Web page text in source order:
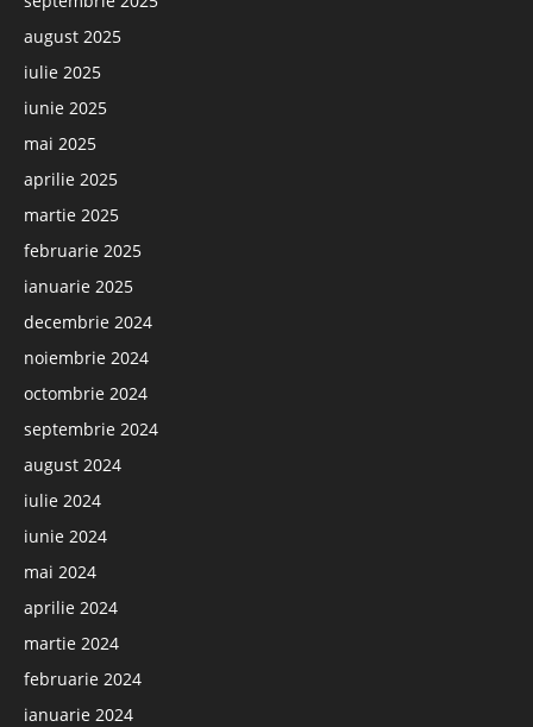
august 2025
iulie 2025
iunie 2025
mai 2025
aprilie 2025
martie 2025
februarie 2025
ianuarie 2025
decembrie 2024
noiembrie 2024
octombrie 2024
septembrie 2024
august 2024
iulie 2024
iunie 2024
mai 2024
aprilie 2024
martie 2024
februarie 2024
ianuarie 2024